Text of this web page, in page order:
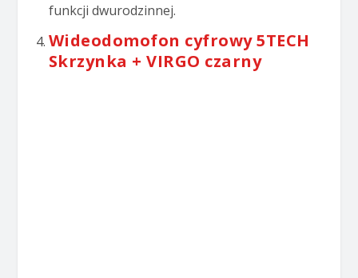
funkcji dwurodzinnej.
Wideodomofon cyfrowy 5TECH
Skrzynka + VIRGO czarny